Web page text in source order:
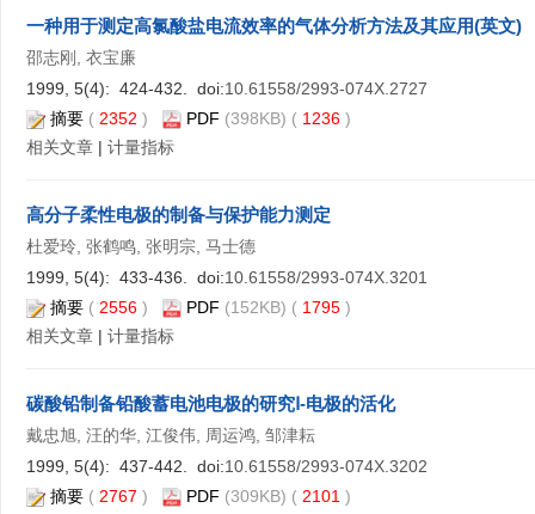
一种用于测定高氯酸盐电流效率的气体分析方法及其应用(英文)
邵志刚, 衣宝廉
1999, 5(4): 424-432. doi:10.61558/2993-074X.2727
摘要 ( 2352 ) PDF (398KB) ( 1236 )
相关文章 | 计量指标
高分子柔性电极的制备与保护能力测定
杜爱玲, 张鹤鸣, 张明宗, 马士德
1999, 5(4): 433-436. doi:10.61558/2993-074X.3201
摘要 ( 2556 ) PDF (152KB) ( 1795 )
相关文章 | 计量指标
碳酸铅制备铅酸蓄电池电极的研究Ⅰ-电极的活化
戴忠旭, 汪的华, 江俊伟, 周运鸿, 邹津耘
1999, 5(4): 437-442. doi:10.61558/2993-074X.3202
摘要 ( 2767 ) PDF (309KB) ( 2101 )